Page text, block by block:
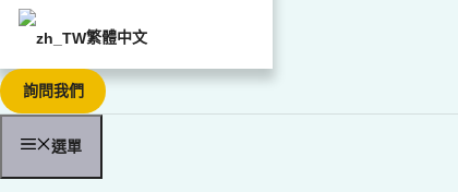
繁體中文
詢問我們
選單